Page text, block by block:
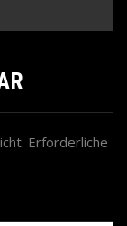
Erforderliche